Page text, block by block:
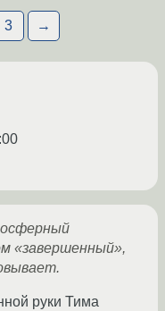
3 →
«завершенный»,
руки Тима